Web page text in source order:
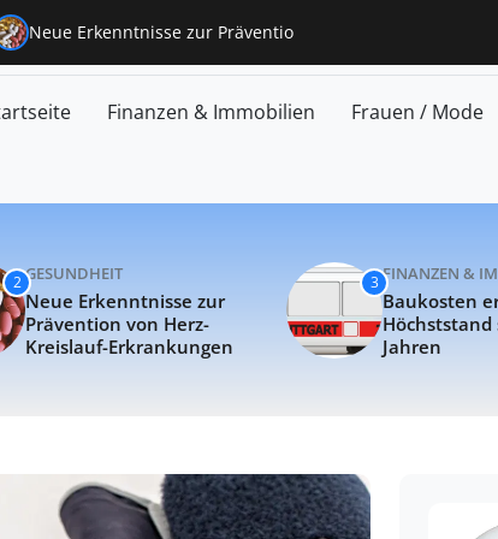
Tipps und
Neue Erkenntnisse zur Prävention von Herz-
Finanzen & Immobilien Frauen / Mode
2 GESUNDHEIT
Neue Erkenntnisse zur
Prävention von Herz-
Kreislauf-Erkrankungen
3 FINANZEN &
Baukosten
Höchststand
Jahren